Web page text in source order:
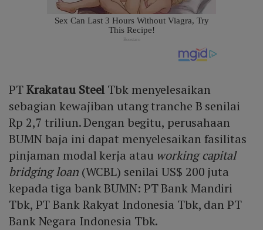
PTKrakatau Steel Tbk menyelesaikan
sebagian kewajiban utang tranche B senilai
Rp 2,7 triliun. Dengan begitu, perusahaan
BUMN baja ini dapat menyelesaikan fasilitas
pinjaman modal kerja atau working capital
bridging loan(WCBL) senilai US$ 200 juta
kepada tiga bank BUMN: PT Bank Mandiri
Tbk, PT Bank Rakyat Indonesia Tbk, dan PT
Bank Negara Indonesia Tbk.